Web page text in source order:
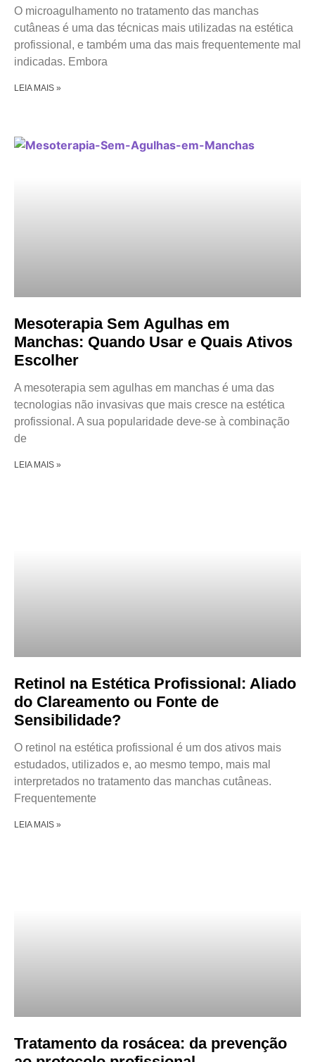
O microagulhamento no tratamento das manchas
cutâneas é uma das técnicas mais utilizadas na estética
profissional, e também uma das mais frequentemente mal
indicadas. Embora
LEIA MAIS »
Mesoterapia Sem Agulhas em
Manchas: Quando Usar e Quais Ativos
Escolher
A mesoterapia sem agulhas em manchas é uma das
tecnologias não invasivas que mais cresce na estética
profissional. A sua popularidade deve-se à combinação
de
LEIA MAIS »
Retinol na Estética Profissional: Aliado
do Clareamento ou Fonte de
Sensibilidade?
O retinol na estética profissional é um dos ativos mais
estudados, utilizados e, ao mesmo tempo, mais mal
interpretados no tratamento das manchas cutâneas.
Frequentemente
LEIA MAIS »
Tratamento da rosácea: da prevenção